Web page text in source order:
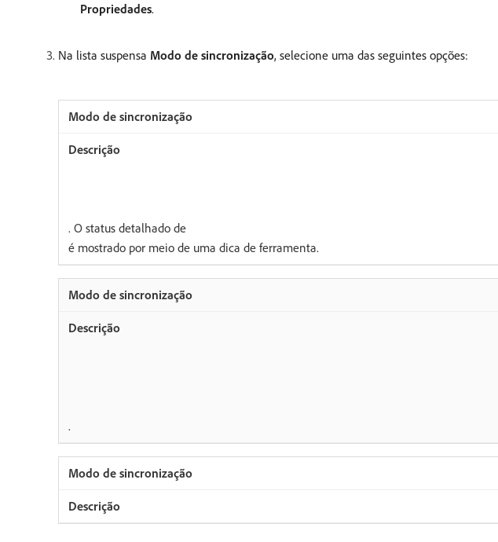
Propriedades.
Na lista suspensa Modo de sincronização, selecione uma das seguintes opções:
. O status detalhado de
é mostrado por meio de uma dica de ferramenta.
.